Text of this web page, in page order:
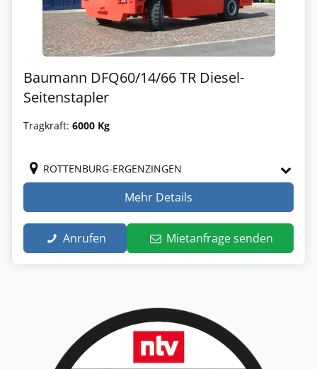
Baumann DFQ60/14/66 TR Diesel-
Seitenstapler
Tragkraft: 6000 Kg
ROTTENBURG-ERGENZINGEN
Mehr Details
Anrufen Mietanfrage senden